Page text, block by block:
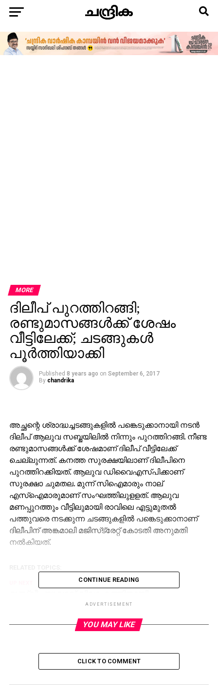
MORE
ദിലീപ് പുറത്തിറങ്ങി;
രണ്ടുമാസങ്ങള്‍ക്ക് ശേഷം
വീട്ടിലേക്ക്; ചടങ്ങുകള്‍
പൂര്‍ത്തിയാക്കി
Published 8 years ago on September 6, 2017
By chandrika
അച്ഛന്റെ ശ്രാദ്ധച്ചടങ്ങുകളില്‍ പങ്കെടുക്കാനായി നടന്‍
ദിലീപ് ആലുവ സബ്ജയിലില്‍ നിന്നും പുറത്തിറങ്ങി. നീണ്ട
രണ്ടുമാസങ്ങള്‍ക്ക് ശേഷമാണ് ദിലീപ് വീട്ടിലേക്ക്
ചെല്ലുന്നത്. കനത്ത സുരക്ഷയിലാണ് ദിലീപിനെ
പുറത്തിറക്കിയത്. ആലുവ ഡിവൈഎസ്പിക്കാണ്
സുരക്ഷാ ചുമതല. മുന്ന് സിഐമാരും നാല്
എസ്‌ഐമാരുമാണ് സംഘത്തിലുളളത്. ആലുവ
മണപ്പുറത്തും വീട്ടിലുമായി രാവിലെ എട്ടുമുതല്‍
പത്തുവരെ നടക്കുന്ന ചടങ്ങുകളില്‍ പങ്കെടുക്കാനാണ്
ദിലീപിന് അങ്കമാലി മജിസ്‌ട്രേറ്റ് കോടതി അനുമതി
നല്‍കിയത്.
ഹിന്ദുമതത്തിലേക്ക് മാറി; ഹിന്ദുമഹാസഭ ചടങ്ങ്
CONTINUE READING
ADVERTISEMENT
YOU MAY LIKE
CLICK TO COMMENT